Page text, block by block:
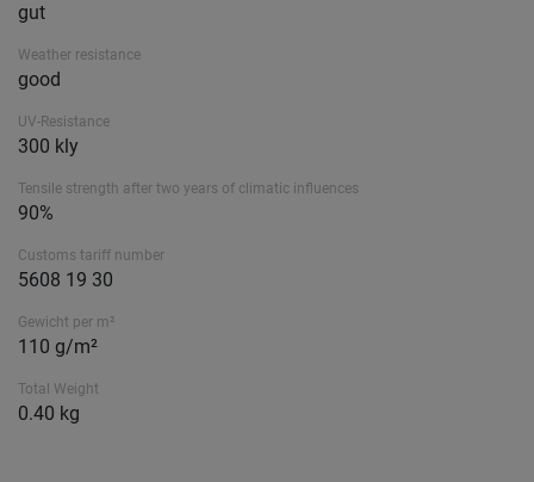
gut
Weather resistance
good
UV-Resistance
300 kly
Tensile strength after two years of climatic influences
90%
Customs tariff number
5608 19 30
Gewicht per m²
110 g/m²
Total Weight
0.40 kg